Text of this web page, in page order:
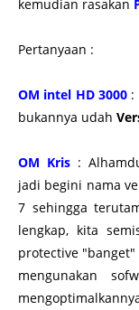
kemudian rasakan
Pertanyaan :
OM intel HD 3000:
bukannya udah
OM Kris:
jadi begini nama
7 sehingga
lengkap, kita
protective
mengunakan